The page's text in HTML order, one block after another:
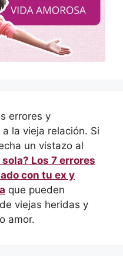
errores y
la vieja relación. Si
un vistazo al
sola? Los 7 errores
con tu ex y
que pueden
viejas heridas y
amor.